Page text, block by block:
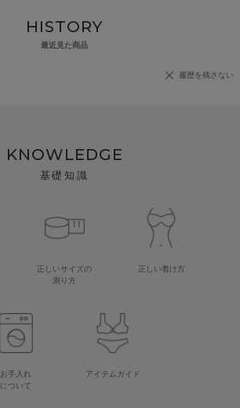
HISTORY
最近見た商品
履歴を残さない
KNOWLEDGE
基礎知識
正しいサイズの
測り方
正しい着け方
お手入れ
について
アイテムガイド